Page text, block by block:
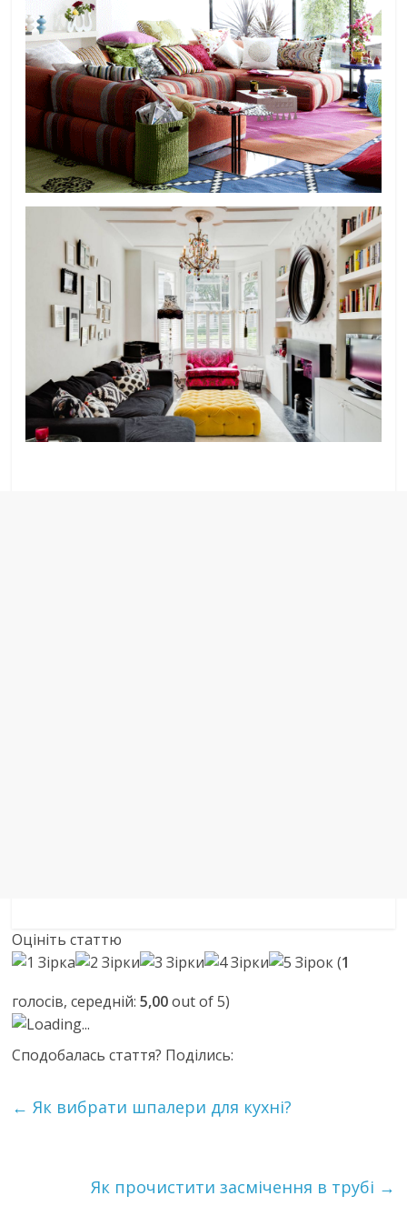
Оцініть статтю
(1
голосів, середній:5,00out of 5)
Loading...
Сподобалась стаття? Поділись:
← Як вибрати шпалери для кухні?
Як прочистити засмічення в трубі →